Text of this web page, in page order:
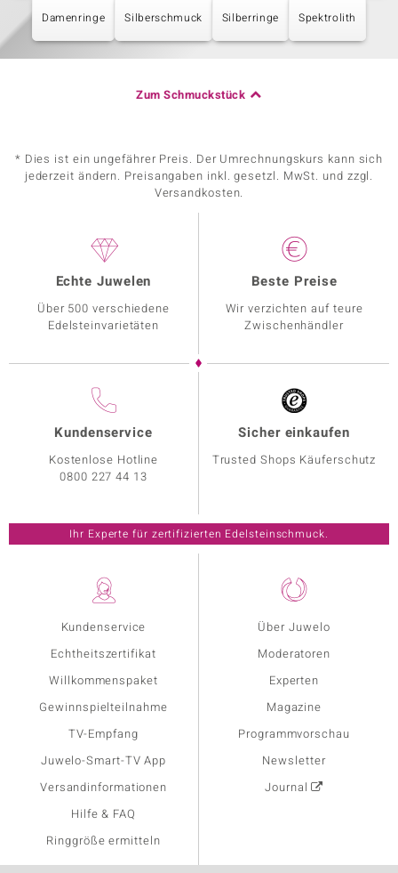
Damenringe Silberschmuck Silberringe Spektrolith
Zum Schmuckstück
* Dies ist ein ungefährer Preis. Der Umrechnungskurs kann sich
jederzeit ändern. Preisangaben inkl. gesetzl. MwSt. und zzgl.
Versandkosten.
Kundenservice
Echtheitszertifikat
Willkommenspaket
Gewinnspielteilnahme
TV-Empfang
Juwelo-Smart-TV App
Versandinformationen
Hilfe & FAQ
Ringgröße ermitteln
Über Juwelo
Moderatoren
Experten
Magazine
Programmvorschau
Newsletter
Journal
Echte Juwelen
Über 500 verschiedene
Edelsteinvarietäten
Beste Preise
Wir verzichten auf teure
Zwischenhändler
Kundenservice
Kostenlose Hotline
0800 227 44 13
Sicher einkaufen
Trusted Shops Käuferschutz
Ihr Experte für zertifizierten Edelsteinschmuck.